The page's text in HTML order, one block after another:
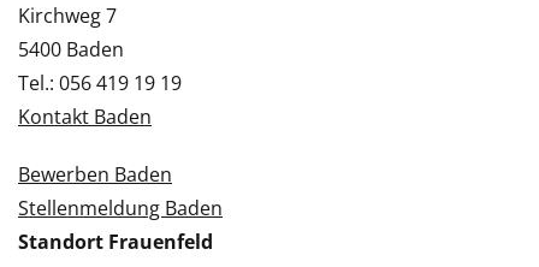
Kirchweg 7
5400 Baden
Tel.: 056 419 19 19
Kontakt Baden
Bewerben Baden
Stellenmeldung Baden
Standort Frauenfeld